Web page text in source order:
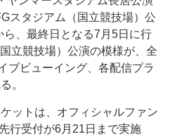
スタジアム（国立競技場）公
、最終日となる7月5日に行
立競技場）公演の模様が、全
ブビューイング、各配信プラ
。
ットは、オフィシャルファン
行受付が6月21日まで実施